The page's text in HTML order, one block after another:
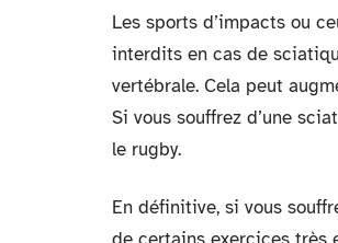
Les sports d’impacts ou
interdits en cas de
vertébrale. Cela peut
Si vous souffrez d’une
le rugby.
En définitive, si vous